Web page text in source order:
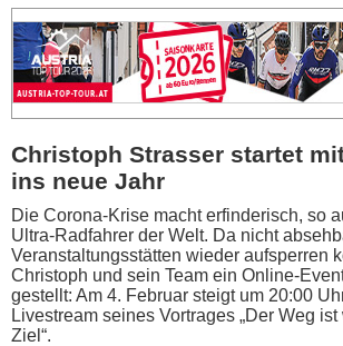
Christoph Strasser startet
ins neue Jahr
Die Corona-Krise macht erfinderisch, so
Ultra-Radfahrer der Welt. Da nicht
Veranstaltungsstätten wieder aufsperren
Christoph und sein Team ein Online-
gestellt: Am 4. Februar steigt um 20:00
Livestream seines Vortrages „Der Weg
Ziel“.